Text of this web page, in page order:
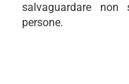
salvaguardare non
persone.